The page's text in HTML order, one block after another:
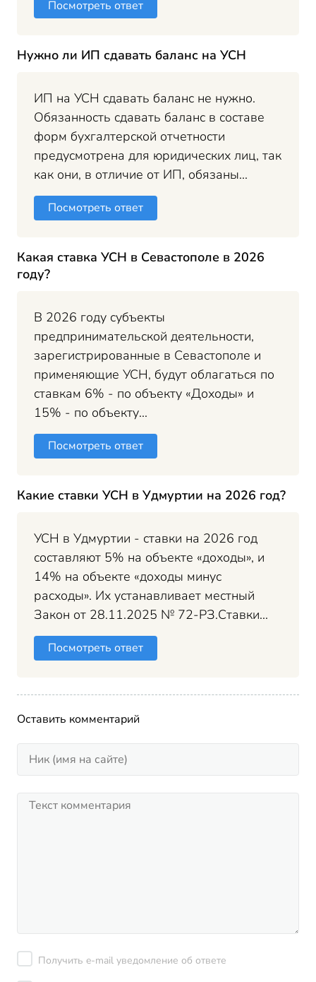
Посмотреть ответ
Нужно ли ИП сдавать баланс на УСН
ИП на УСН сдавать баланс не нужно.
Обязанность сдавать баланс в составе
форм бухгалтерской отчетности
предусмотрена для юридических лиц, так
как они, в отличие от ИП, обязаны...
Посмотреть ответ
Какая ставка УСН в Севастополе в 2026
году?
В 2026 году субъекты
предпринимательской деятельности,
зарегистрированные в Севастополе и
применяющие УСН, будут облагаться по
ставкам 6% - по объекту «Доходы» и
15% - по объекту...
Посмотреть ответ
Какие ставки УСН в Удмуртии на 2026 год?
УСН в Удмуртии - ставки на 2026 год
составляют 5% на объекте «доходы», и
14% на объекте «доходы минус
расходы». Их устанавливает местный
Закон от 28.11.2025 № 72-РЗ.Ставки...
Посмотреть ответ
Оставить комментарий
Получить e-mail уведомление об ответе